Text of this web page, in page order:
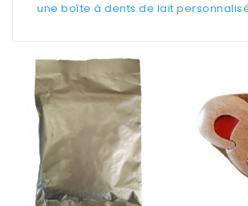
une boîte à dents de lait